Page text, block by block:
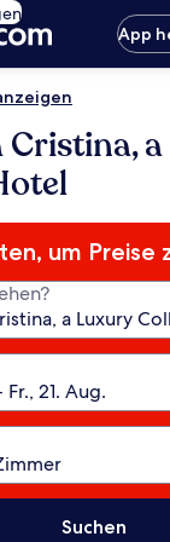
App
um Preise
Suchen